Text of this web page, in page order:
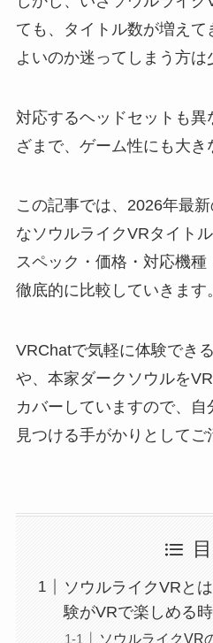
ても、タイトル数が増え
よいのか迷ってしまう方は
対応するヘッドセットも異
ざまで、ゲーム性にも大き
この記事では、2026年最
なソウルライクVRタイト
スペック・価格・対応機
徹底的に比較していきます。
VRChatで気軽に体験でき
や、本家ダークソウルを
カバーしていますので、
見つける手がかりとしてご
ソウルライクVRと
験がVRで楽しめる
ソウルライクVR